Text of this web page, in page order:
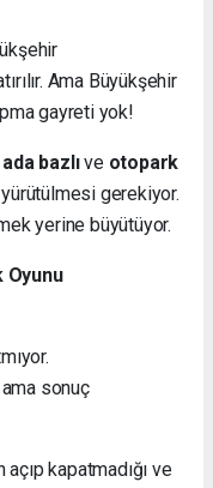
Ama Büyükşehir
gayreti yok!
ada bazlıve otopark
gerekiyor.
yerine büyütüyor.
Oyunu
sonuç
açıp kapatmadığı ve